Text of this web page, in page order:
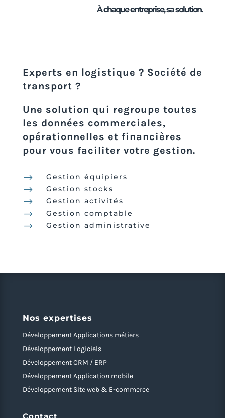
À chaque entreprise, sa solution.
Experts en logistique ? Société de
transport ?
Une solution qui regroupe toutes
les données commerciales,
opérationnelles et financières
pour vous faciliter votre gestion.
$ Gestion équipiers
$ Gestion stocks
$ Gestion activités
$ Gestion comptable
$ Gestion administrative
Nos expertises
Développement Applications métiers
Développement Logiciels
Développement CRM / ERP
Développement Application mobile
Développement Site web & E-commerce